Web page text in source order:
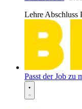
LehreAbschluss
Passt der Job zu